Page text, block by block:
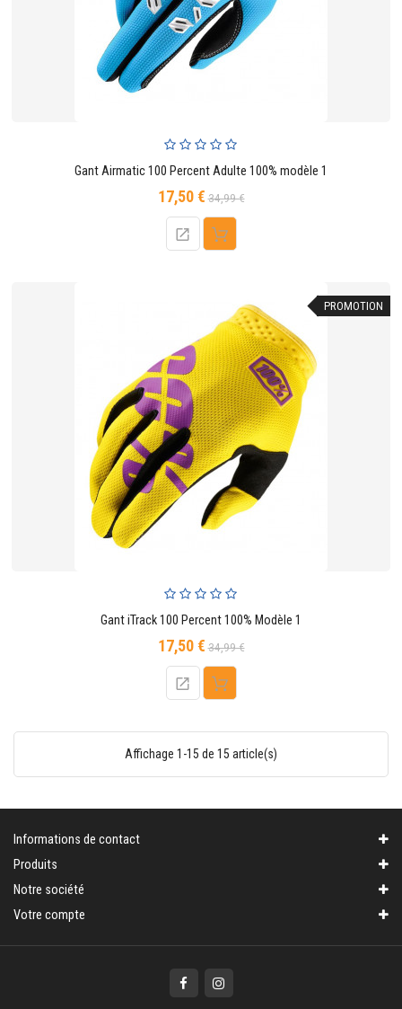
Gant Airmatic 100 Percent Adulte 100% modèle 1
17,50 €Prix
de
base
34,99 €Prix
PROMOTION
Gant iTrack 100 Percent 100% Modèle 1
17,50 €Prix
de
base
34,99 €Prix
Affichage 1-15 de 15 article(s)
Informations de contact
Produits
Notre société
Votre compte